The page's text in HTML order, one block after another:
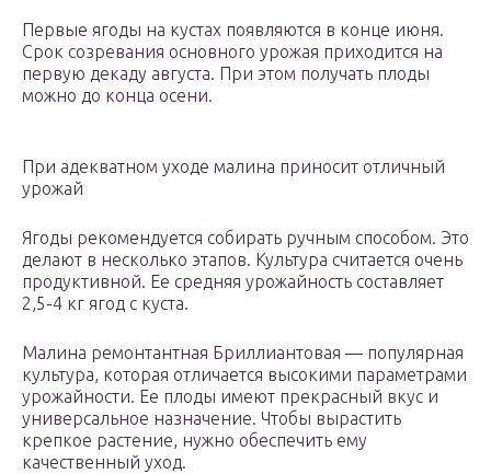
Первые ягоды на кустах появляются в конце июня.
Срок созревания основного урожая приходится на
первую декаду августа. При этом получать плоды
можно до конца осени.
При адекватном уходе малина приносит отличный
урожай
Ягоды рекомендуется собирать ручным способом. Это
делают в несколько этапов. Культура считается очень
продуктивной. Ее средняя урожайность составляет
2,5-4 кг ягод с куста.
Малина ремонтантная Бриллиантовая — популярная
культура, которая отличается высокими параметрами
урожайности. Ее плоды имеют прекрасный вкус и
универсальное назначение. Чтобы вырастить
крепкое растение, нужно обеспечить ему
качественный уход.